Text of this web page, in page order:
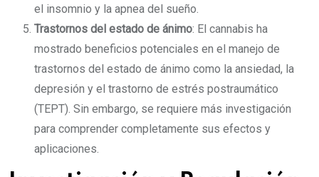
el insomnio y la apnea del sueño.
Trastornos del estado de ánimo: El cannabis ha
mostrado beneficios potenciales en el manejo de
trastornos del estado de ánimo como la ansiedad, la
depresión y el trastorno de estrés postraumático
(TEPT). Sin embargo, se requiere más investigación
para comprender completamente sus efectos y
aplicaciones.